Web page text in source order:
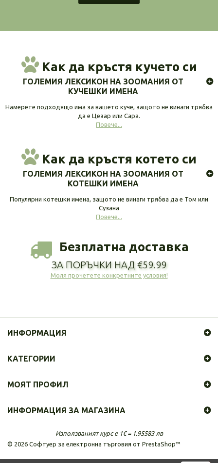
Как да кръстя кучето си
ГОЛЕМИЯ ЛЕКСИКОН НА ЗООМАНИЯ ОТ
КУЧЕШКИ ИМЕНА
Намерете подходящо има за вашето куче, защото не винаги трябва
да е Цезар или Сара.
Повече...
Как да кръстя котето си
ГОЛЕМИЯ ЛЕКСИКОН НА ЗООМАНИЯ ОТ
КОТЕШКИ ИМЕНА
Популярни котешки имена, защото не винаги трябва да е Том или
Сузана
Повече...
Безплатна доставка
ЗА ПОРЪЧКИ НАД €59.99
Моля прочетете конкретните условия!
ИНФОРМАЦИЯ
© 2026 Софтуер за електронна търговия от PrestaShop™
КАТЕГОРИИ
МОЯТ ПРОФИЛ
ИНФОРМАЦИЯ ЗА МАГАЗИНА
Използваният курс е 1€ = 1.95583 лв